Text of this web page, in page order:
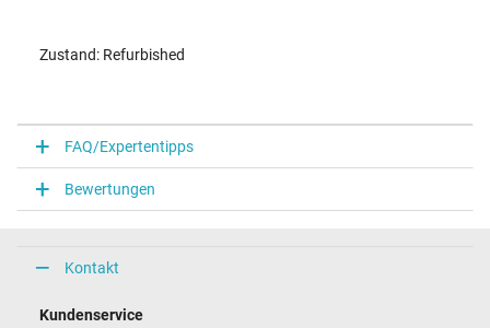
Zustand: Refurbished
FAQ/Expertentipps
Bewertungen
Kontakt
Kundenservice